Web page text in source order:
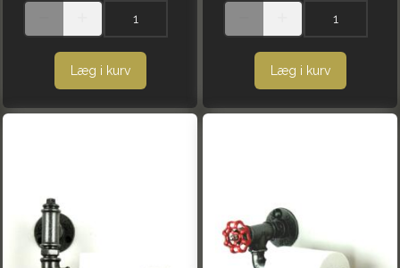
Læg i kurv Læg i kurv